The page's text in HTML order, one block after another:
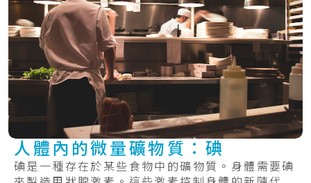
人體內的微量礦物質：碘
碘是一種存在於某些食物中的礦物質。身體需要碘